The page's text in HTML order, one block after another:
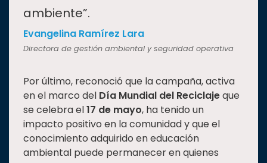
ambiente”.
Evangelina Ramírez Lara
Directora de gestión ambiental y seguridad operativa
Por último, reconoció que la campaña, activa
en el marco del Día Mundial del Reciclajeque
se celebra el17 de mayo, ha tenido un
impacto positivo en la comunidad y que el
conocimiento adquirido en educación
ambiental puede permanecer en quienes